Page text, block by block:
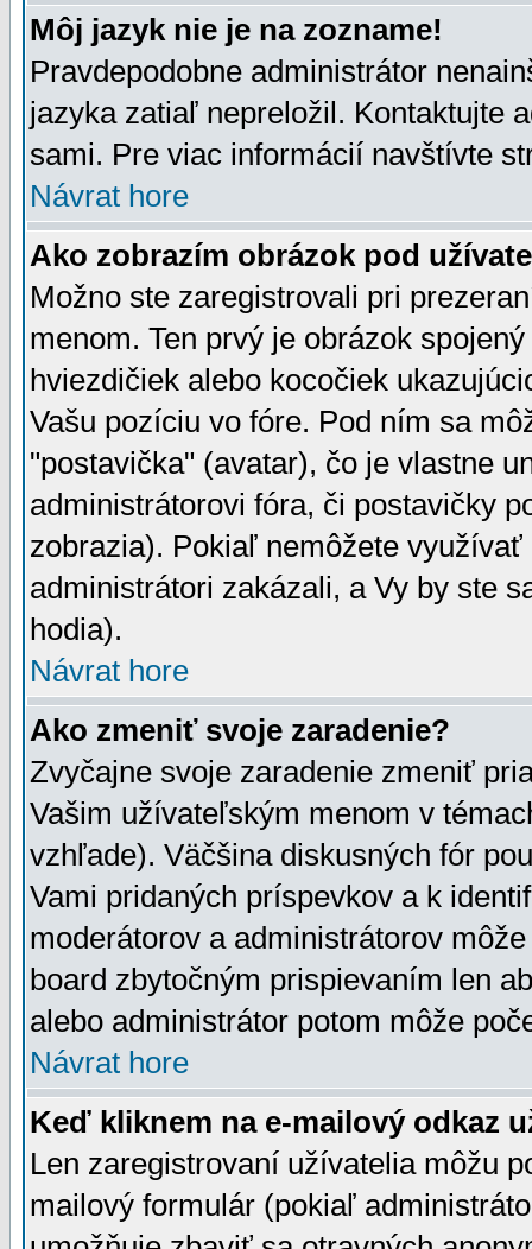
Môj jazyk nie je na zozname!
Pravdepodobne administrátor
jazyka zatiaľ nepreložil. Kontaktujte
sami. Pre viac informácií navštívte
Návrat hore
Ako zobrazím obrázok pod
Možno ste zaregistrovali pri
menom. Ten prvý je obrázok
hviezdičiek alebo kocočiek
Vašu pozíciu vo fóre. Pod ním sa
"postavička" (avatar), čo je vlastne
administrátorovi fóra, či postavičky
zobrazia). Pokiaľ nemôžete
administrátori zakázali, a Vy by ste
hodia).
Návrat hore
Ako zmeniť svoje zaradenie?
Zvyčajne svoje zaradenie zmeniť
Vašim užívateľským menom v
vzhľade). Väčšina diskusných fór
Vami pridaných príspevkov a k
moderátorov a administrátorov
board zbytočným prispievaním len
alebo administrátor potom môže
Návrat hore
Keď kliknem na e-mailový odkaz
Len zaregistrovaní užívatelia môžu
mailový formulár (pokiaľ